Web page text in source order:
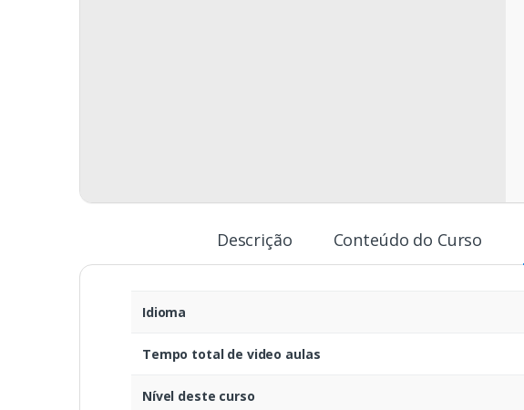
Descrição Conteúdo do Curso
Idioma
Tempo total de video aulas
Nível deste curso